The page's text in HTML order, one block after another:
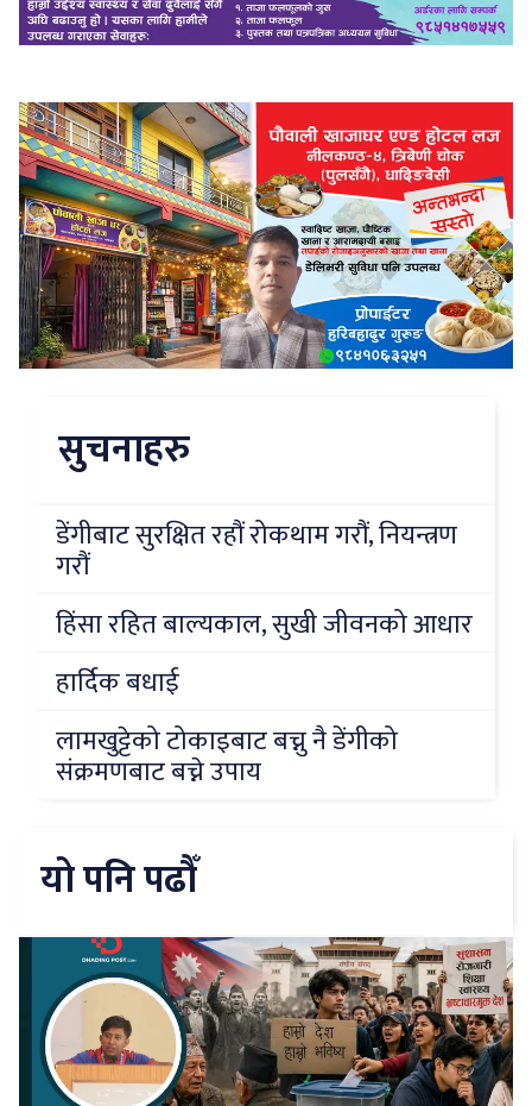
सुचनाहरु
डेंगीबाट सुरक्षित रहौं रोकथाम गरौं, नियन्त्रण
गरौं
हिंसा रहित बाल्यकाल, सुखी जीवनको आधार
हार्दिक बधाई
लामखुट्टेको टोकाइबाट बच्नु नै डेंगीको
संक्रमणबाट बच्ने उपाय
यो पनि पढौँ